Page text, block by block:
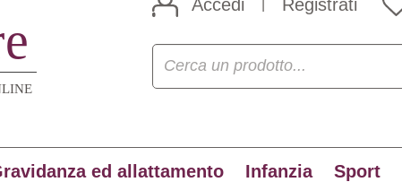
Accedi Registrati
ed allattamento Infanzia Sport